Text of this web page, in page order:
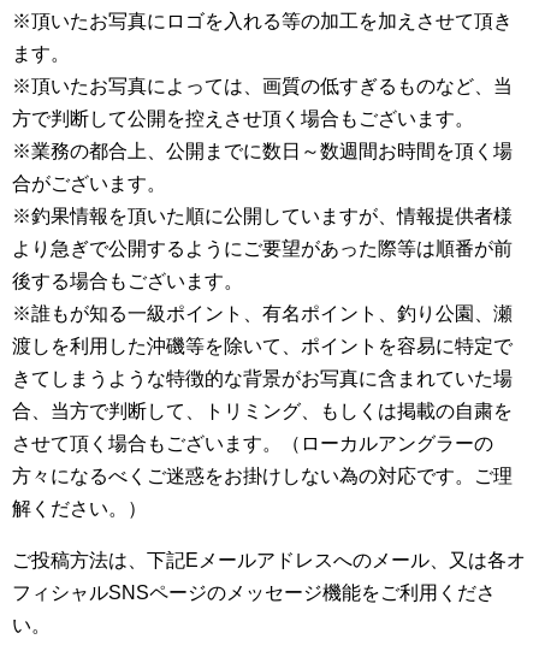
※頂いたお写真にロゴを入れる等の加工を加えさせて頂き
ます。
※頂いたお写真によっては、画質の低すぎるものなど、当
方で判断して公開を控えさせ頂く場合もございます。
※業務の都合上、公開までに数日～数週間お時間を頂く場
合がございます。
※釣果情報を頂いた順に公開していますが、情報提供者様
より急ぎで公開するようにご要望があった際等は順番が前
後する場合もございます。
※誰もが知る一級ポイント、有名ポイント、釣り公園、瀬
渡しを利用した沖磯等を除いて、ポイントを容易に特定で
きてしまうような特徴的な背景がお写真に含まれていた場
合、当方で判断して、トリミング、もしくは掲載の自粛を
させて頂く場合もございます。（ローカルアングラーの
方々になるべくご迷惑をお掛けしない為の対応です。ご理
解ください。）
ご投稿方法は、下記Eメールアドレスへのメール、又は各オ
フィシャルSNSページのメッセージ機能をご利用くださ
い。